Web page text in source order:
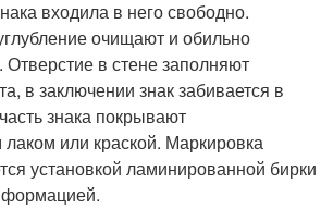
входила в него свободно.
очищают и обильно
в стене заполняют
в заключении знак забивается в
знака покрывают
или краской. Маркировка
установкой ламинированной бирки